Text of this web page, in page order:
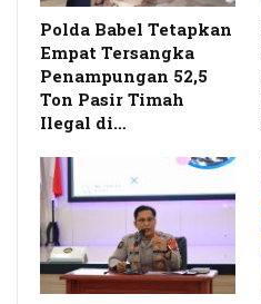
Polda Babel Tetapkan
Empat Tersangka
Penampungan 52,5
Ton Pasir Timah
Ilegal di…